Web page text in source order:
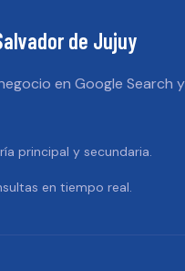
de Jujuy
en Google Search
principal y secundaria.
en tiempo real.